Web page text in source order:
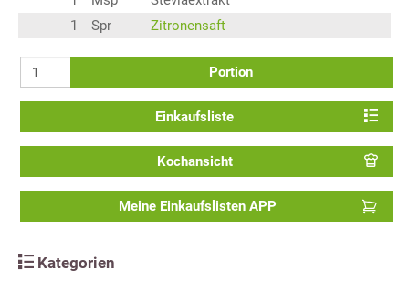
1
Spr Zitronensaft
Portion
Einkaufsliste
Kochansicht
Meine Einkaufslisten APP
Kategorien